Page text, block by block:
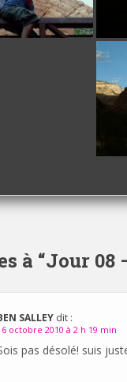
à “Jour 08
SALLEY dit :
octobre 2010 à 2 h 19 min
pas désolé! suis